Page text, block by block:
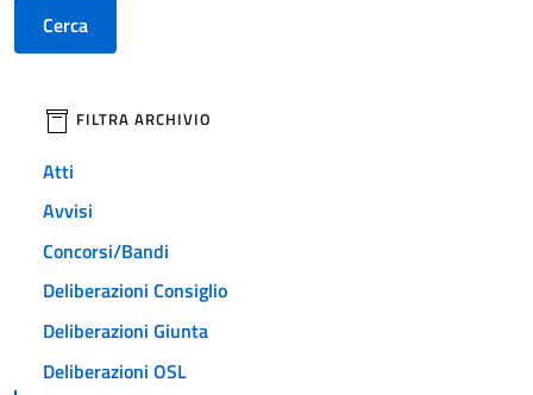
Cerca
filtri da applicare
FILTRA ARCHIVIO
Atti
Avvisi
Concorsi/Bandi
Deliberazioni Consiglio
Deliberazioni Giunta
Deliberazioni OSL